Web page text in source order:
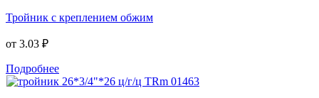
Тройник с креплением обжим
от 3.03 ₽
Подробнее